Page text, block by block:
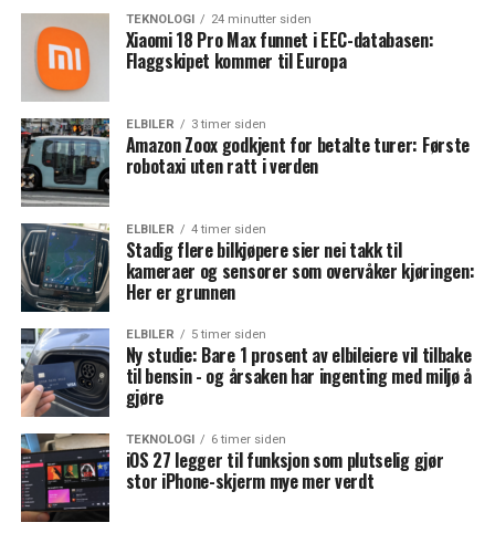
TEKNOLOGI 24 minutter siden
Xiaomi 18 Pro Max funnet i EEC-databasen:
Flaggskipet kommer til Europa
ELBILER 3 timer siden
Amazon Zoox godkjent for betalte turer: Første
robotaxi uten ratt i verden
ELBILER 4 timer siden
Stadig flere bilkjøpere sier nei takk til
kameraer og sensorer som overvåker kjøringen:
Her er grunnen
ELBILER 5 timer siden
Ny studie: Bare 1 prosent av elbileiere vil tilbake
til bensin - og årsaken har ingenting med miljø å
gjøre
TEKNOLOGI 6 timer siden
iOS 27 legger til funksjon som plutselig gjør
stor iPhone-skjerm mye mer verdt